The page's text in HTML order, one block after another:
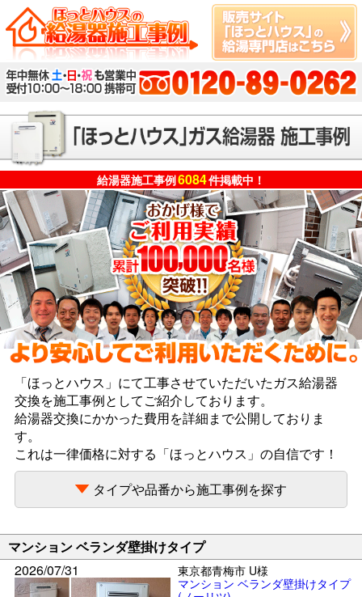
給湯器施工事例6084件掲載中！
「ほっとハウス」にて工事させていただいたガス給湯器
交換を施工事例としてご紹介しております。
給湯器交換にかかった費用を詳細まで公開しておりま
す。
これは一律価格に対する「ほっとハウス」の自信です！
タイプや品番から施工事例を探す
マンション ベランダ壁掛けタイプ
2026/07/31
東京都青梅市 U様
マンション ベランダ壁掛けタイプ